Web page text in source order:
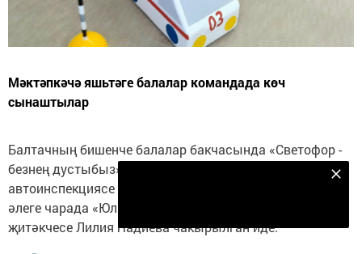
Мәктәпкәчә яшьтәге балалар командада көч
сынаштылар
Балтачның бишенче балалар бакчасында «Светофор -
безнең дустыбыз» дигән чара узды. Дәүләт
автоинспекциясе оешуга 90 ел тулуга багышланган
әлеге чарада «Юл хәрәкәте иминлеге» учреждениесе
җитәкчесе Лилия Һадиева чакырылган иде.